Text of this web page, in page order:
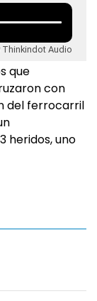
Thinkindot Audio
que
con
del ferrocarril
heridos, uno